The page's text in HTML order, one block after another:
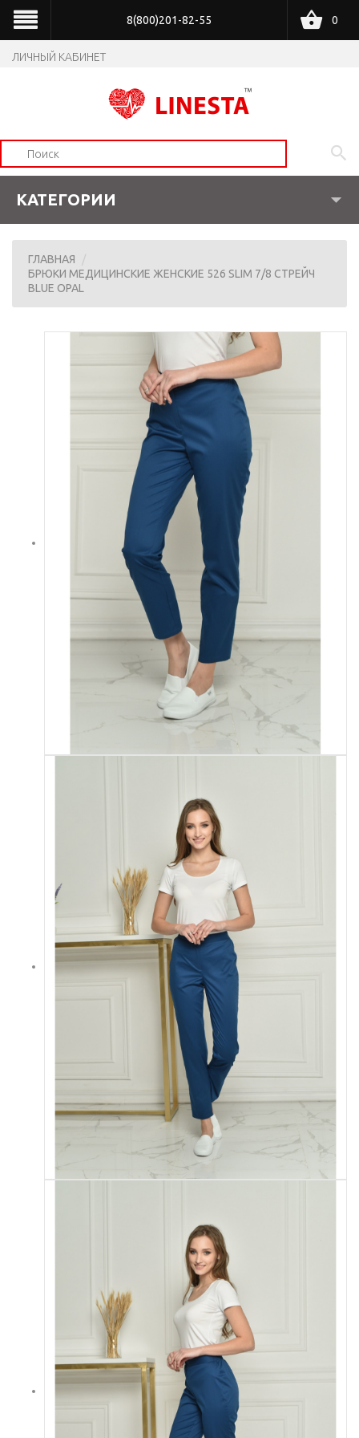
8(800)201-82-55
ЛИЧНЫЙ КАБИНЕТ
0
КАТЕГОРИИ
ГЛАВНАЯ
БРЮКИ МЕДИЦИНСКИЕ ЖЕНСКИЕ 526 SLIM 7/8 СТРЕЙЧ
BLUE OPAL